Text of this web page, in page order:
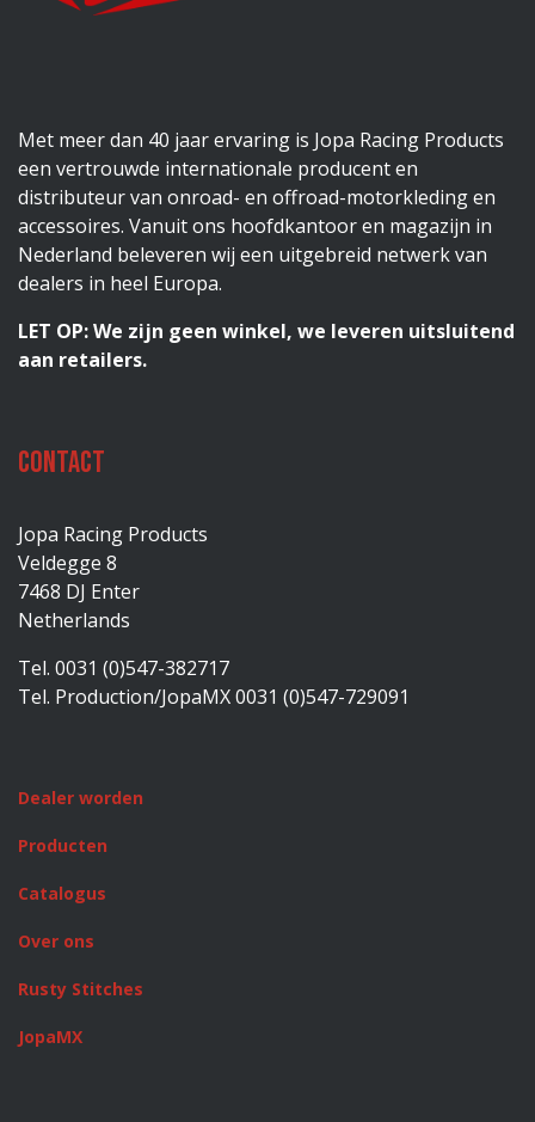
Met meer dan 40 jaar ervaring is Jopa Racing Products
een vertrouwde internationale producent en
distributeur van onroad- en offroad-motorkleding en
accessoires. Vanuit ons hoofdkantoor en magazijn in
Nederland beleveren wij een uitgebreid netwerk van
dealers in heel Europa.
LET OP: We zijn geen winkel, we leveren uitsluitend
aan retailers.
Contact
Jopa Racing Products
Veldegge 8
7468 DJ Enter
Netherlands
Tel. 0031 (0)547-382717
Tel. Production/JopaMX 0031 (0)547-729091
Dealer worden
Producten
Catalogus
Over ons
Rusty Stitches
JopaMX